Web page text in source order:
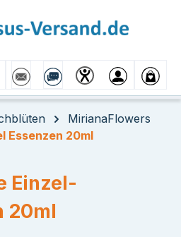
MirianaFlowers
Essenzen 20ml
Einzel-
20ml